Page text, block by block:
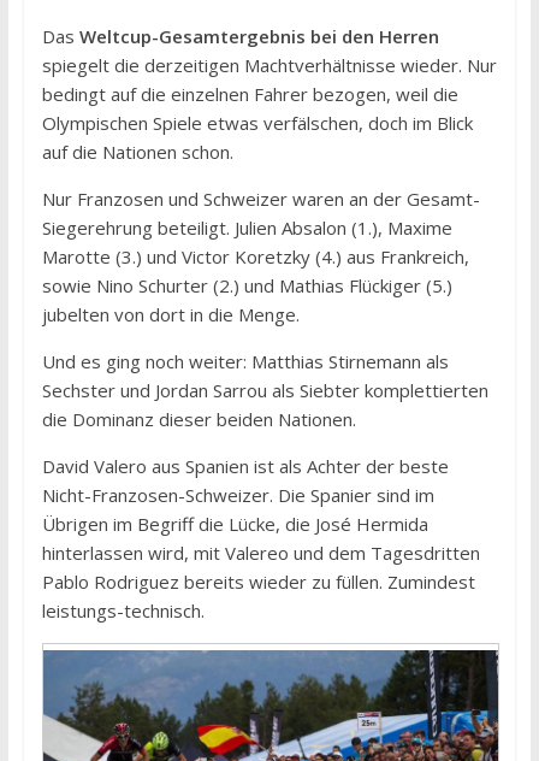
Das Weltcup-Gesamtergebnis bei den Herren
spiegelt die derzeitigen Machtverhältnisse wieder. Nur
bedingt auf die einzelnen Fahrer bezogen, weil die
Olympischen Spiele etwas verfälschen, doch im Blick
auf die Nationen schon.
Nur Franzosen und Schweizer waren an der Gesamt-
Siegerehrung beteiligt. Julien Absalon (1.), Maxime
Marotte (3.) und Victor Koretzky (4.) aus Frankreich,
sowie Nino Schurter (2.) und Mathias Flückiger (5.)
jubelten von dort in die Menge.
Und es ging noch weiter: Matthias Stirnemann als
Sechster und Jordan Sarrou als Siebter komplettierten
die Dominanz dieser beiden Nationen.
David Valero aus Spanien ist als Achter der beste
Nicht-Franzosen-Schweizer. Die Spanier sind im
Übrigen im Begriff die Lücke, die José Hermida
hinterlassen wird, mit Valereo und dem Tagesdritten
Pablo Rodriguez bereits wieder zu füllen. Zumindest
leistungs-technisch.